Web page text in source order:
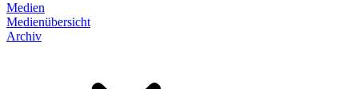
Medien
Medienübersicht
Archiv